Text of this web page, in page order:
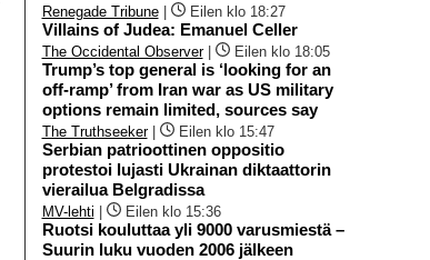
Renegade Tribune| Eilen klo 18:27
Villains of Judea: Emanuel Celler
The Occidental Observer| Eilen klo 18:05
Trump’s top general is ‘looking for an
off-ramp’ from Iran war as US military
options remain limited, sources say
The Truthseeker| Eilen klo 15:47
Serbian patrioottinen oppositio
protestoi lujasti Ukrainan diktaattorin
vierailua Belgradissa
MV-lehti Eilen klo 15:36
Ruotsi kouluttaa yli 9000 varusmiestä –
Suurin luku vuoden 2006 jälkeen